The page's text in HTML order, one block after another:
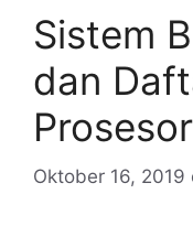
Sistem
dan
Oktober 16, 2019